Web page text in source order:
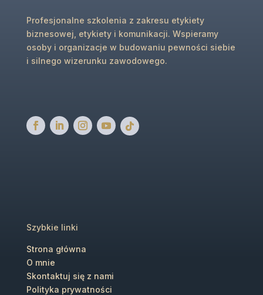
Profesjonalne szkolenia z zakresu etykiety
biznesowej, etykiety i komunikacji. Wspieramy
osoby i organizacje w budowaniu pewności siebie
i silnego wizerunku zawodowego.
Szybkie linki
Strona główna
O mnie
Skontaktuj się z nami
Polityka prywatności